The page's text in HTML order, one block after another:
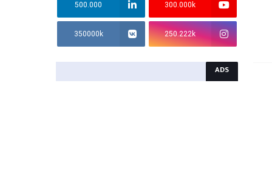
300.000k
500.000
250.222k
350000k
ADS